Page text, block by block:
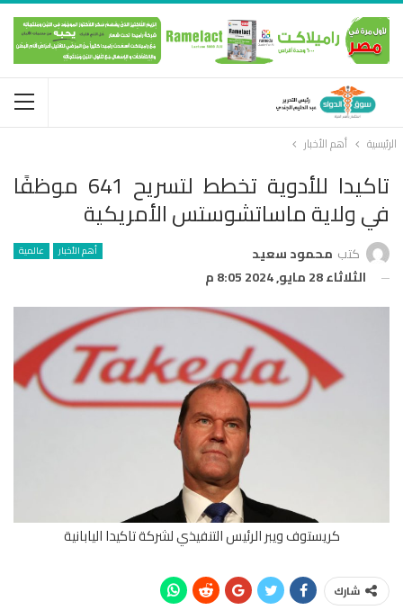
الرئيسية أهم الأخبار
تاكيدا للأدوية تخطط لتسريح 641 موظفًا
في ولاية ماساتشوستس الأمريكية
أهم الأخبار عالمية كتب محمود سعيد
الثلاثاء 28 مايو, 2024 8:05 م
كريستوف ويبر الرئيس التنفيذي لشركة تاكيدا اليابانية
شارك